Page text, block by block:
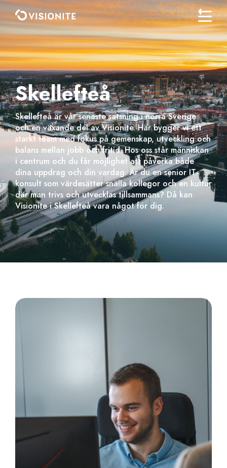
Skellefteå
Skellefteå är vår senaste satsning i norra Sverige
och en växande del av Visionite. Här bygger vi ett
starkt team med fokus på gemenskap, utveckling och
balans mellan jobb och fritid. Hos oss står människan
i centrum och du får möjlighet att påverka både
dina uppdrag och din vardag. Är du en senior IT-
konsult som värdesätter snälla kollegor och en kultur
där man trivs och utvecklas tillsammans? Då kan
Visionite i Skellefteå vara något för dig.